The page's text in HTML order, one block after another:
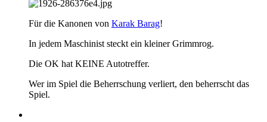
Für die Kanonen von Karak Barag!
In jedem Maschinist steckt ein kleiner Grimmrog.
Die OK hat KEINE Autotreffer.
Wer im Spiel die Beherrschung verliert, den beherrscht das
Spiel.